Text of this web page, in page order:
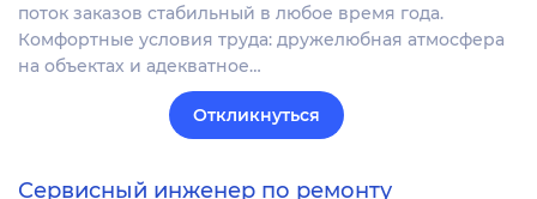
поток заказов стабильный в любое время года.
Комфортные условия труда: дружелюбная атмосфера
на объектах и адекватное…
Откликнуться
Сервисный инженер по ремонту